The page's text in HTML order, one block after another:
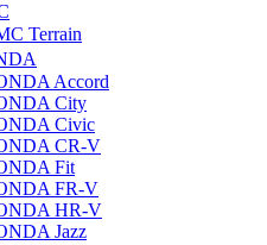
Terrain
Accord
City
Civic
CR-V
Fit
FR-V
HR-V
Jazz